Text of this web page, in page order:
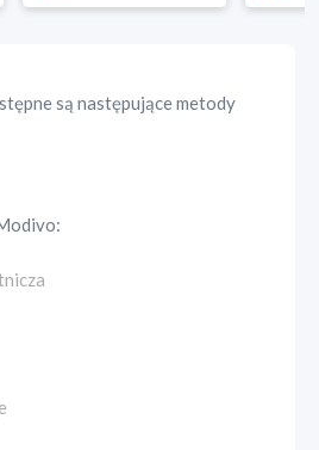
są następujące metody
: